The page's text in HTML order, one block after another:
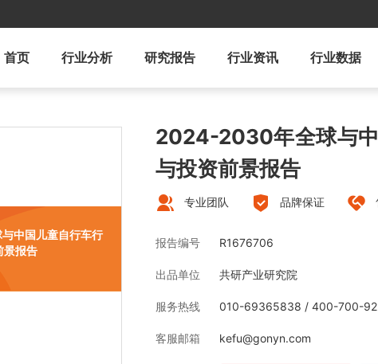
首页 行业分析 研究报告 行业资讯 行业数据
中国儿童自行车行
景报告
2024-2030年全球与
与投资前景报告
专业团队 品牌保证
报告编号 R1676706
出品单位 共研产业研究院
服务热线 010-69365838 / 400-700-
客服邮箱 kefu@gonyn.com